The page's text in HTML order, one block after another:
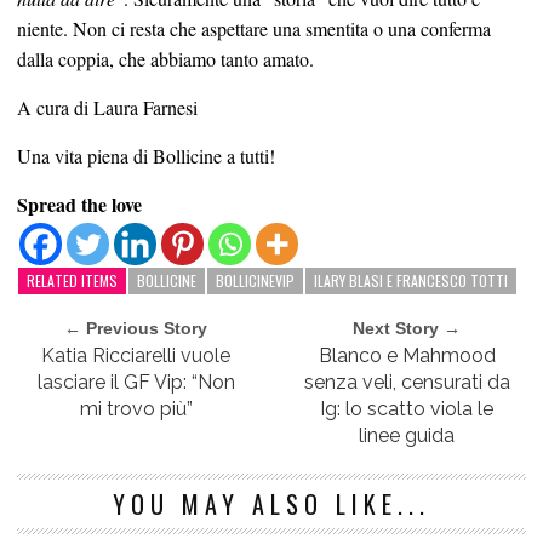
niente. Non ci resta che aspettare una smentita o una conferma
dalla coppia, che abbiamo tanto amato.
A cura di Laura Farnesi
Una vita piena di Bollicine a tutti!
Spread the love
RELATED ITEMS BOLLICINE BOLLICINEVIP ILARY BLASI E FRANCESCO TOTTI
← Previous Story
Katia Ricciarelli vuole
lasciare il GF Vip: “Non
mi trovo più”
Next Story →
Blanco e Mahmood
senza veli, censurati da
Ig: lo scatto viola le
linee guida
YOU MAY ALSO LIKE...